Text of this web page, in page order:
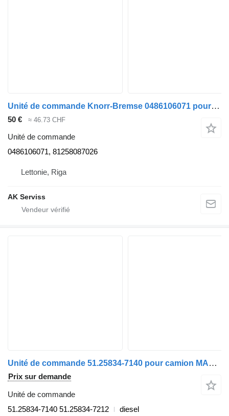
Unité de commande Knorr-Bremse 0486106071 pour tracteur routier MAN TGA, TGX
50 € ≈ 46.73 CHF
Unité de commande
0486106071, 81258087026
Lettonie, Riga
AK Serviss
Unité de commande 51.25834-7140 pour camion MAN TGX euro 6
Prix sur demande
Unité de commande
51.25834-7140 51.25834-7212
diesel